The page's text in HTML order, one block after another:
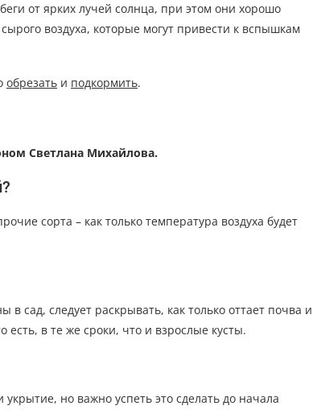
от ярких лучей солнца, при этом они хорошо
воздуха, которые могут привести к вспышкам
обрезать и подкормить.
Светлана Михайлова.
сорта – как только температура воздуха будет
сад, следует раскрывать, как только оттает почва и
есть, в те же сроки, что и взрослые кусты.
но важно успеть это сделать до начала